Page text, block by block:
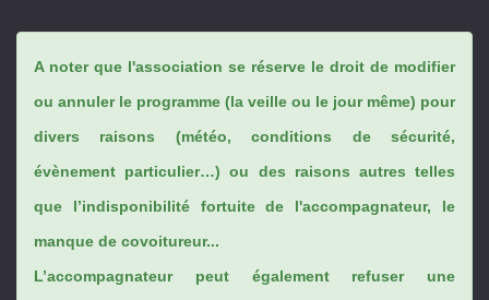
A noter que l'association se réserve le droit de modifier
ou annuler le programme (la veille ou le jour même) pour
divers raisons (météo, conditions de sécurité,
évènement particulier…) ou des raisons autres telles
que l’indisponibilité fortuite de l'accompagnateur, le
manque de covoitureur...
L’accompagnateur peut également refuser une